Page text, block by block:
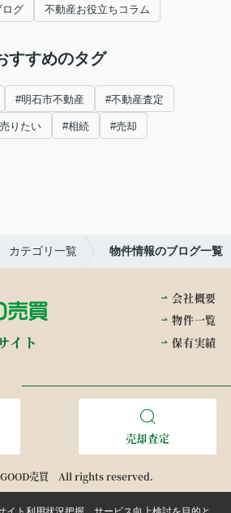
グ 不動産お役立ちコラム
すすめのタグ
#明石市不動産 #不動産査定
りたい #相続 #売却
カテゴリ一覧 物件情報のブログ一覧
会社概要
物件一覧
保有実績
売却査定
売買 All rights reserved.